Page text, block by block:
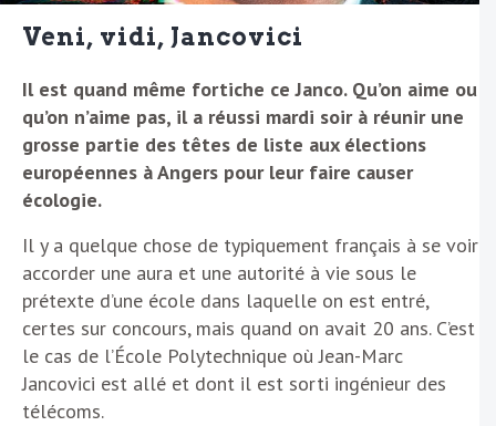
Veni, vidi, Jancovici
Il est quand même fortiche ce Janco. Qu’on aime ou
qu’on n’aime pas, il a réussi mardi soir à réunir une
grosse partie des têtes de liste aux élections
européennes à Angers pour leur faire causer
écologie.
Il y a quelque chose de typiquement français à se voir
accorder une aura et une autorité à vie sous le
prétexte d’une école dans laquelle on est entré,
certes sur concours, mais quand on avait 20 ans. C’est
le cas de l’École Polytechnique où Jean-Marc
Jancovici est allé et dont il est sorti ingénieur des
télécoms.